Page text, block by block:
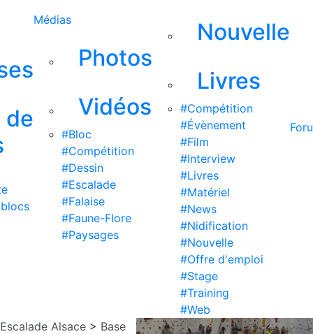
de
Médias
Photos
Vidéos
#Bloc
#Compétition
#Dessin
#Escalade
#Falaise
#Faune-Flore
#Paysages
Nouvelle
Livres
#Compétition
#Évènement
#Film
#Interview
#Livres
#Matériel
#News
#Nidification
#Nouvelle
#Offre d'emploi
#Stage
#Training
#Web
Escalade Alsace > Base